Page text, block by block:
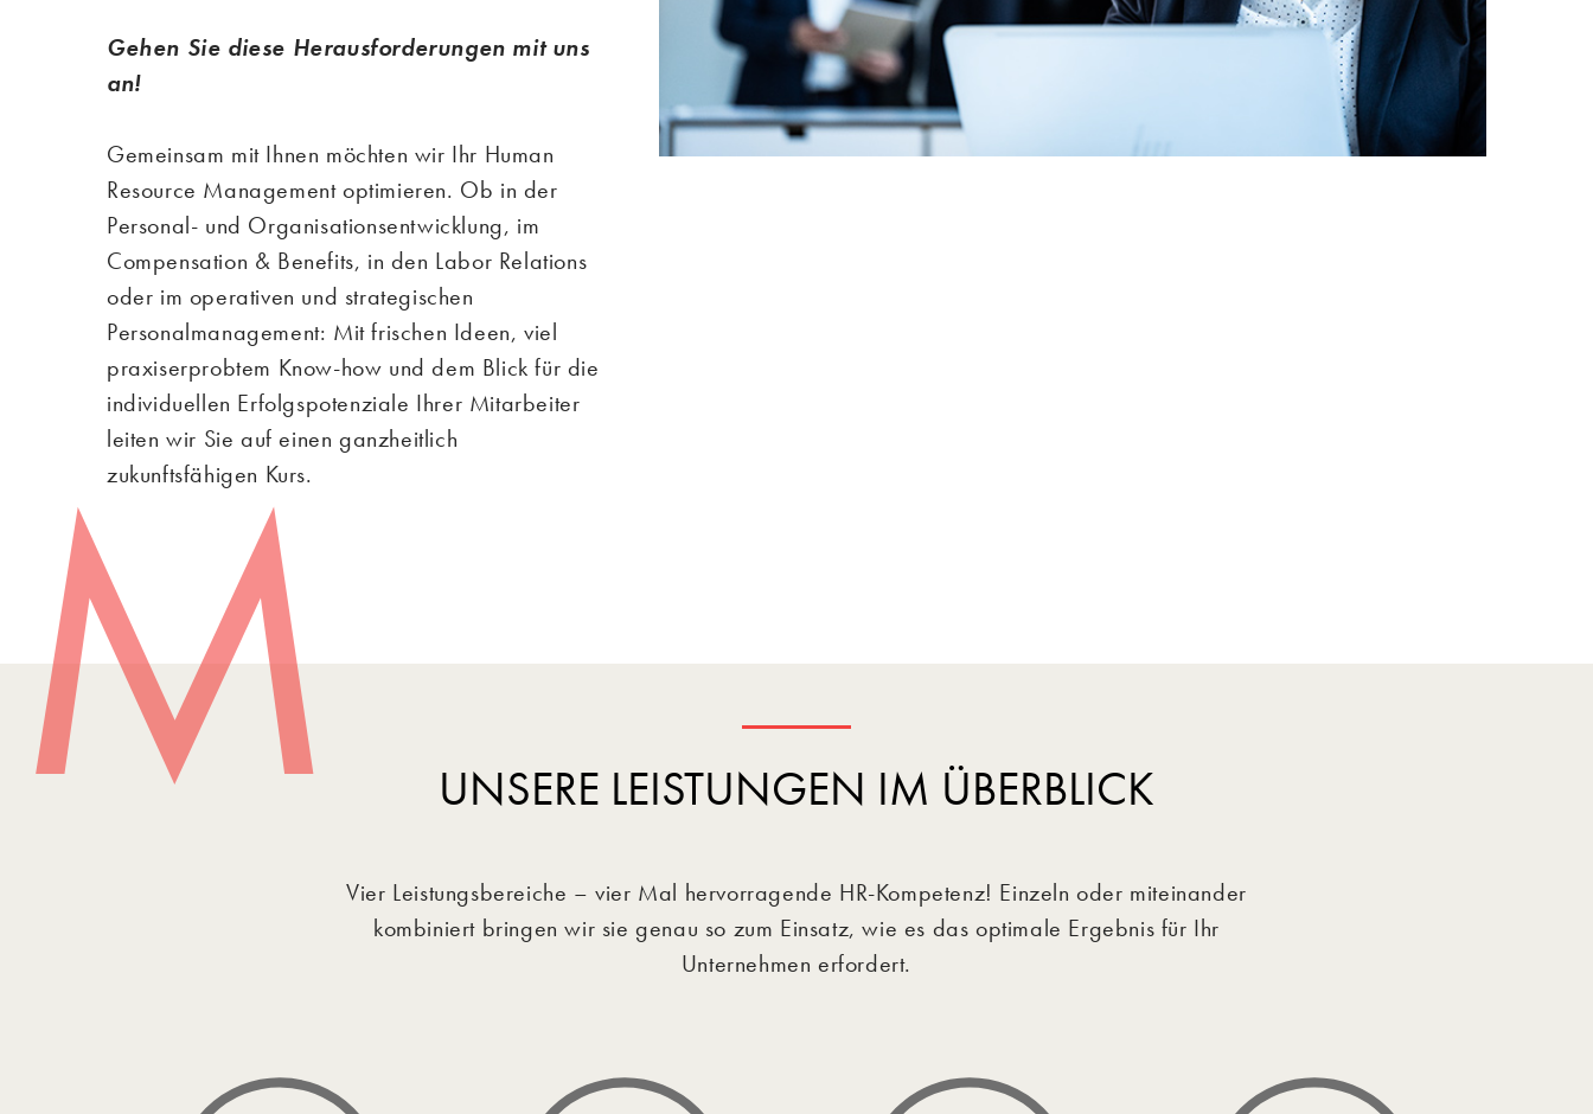
Gehen Sie diese Herausforderungen mit uns
an!
Gemeinsam mit Ihnen möchten wir Ihr Human
Resource Management optimieren. Ob in der
Personal- und Organisationsentwicklung, im
Compensation & Benefits, in den Labor Relations
oder im operativen und strategischen
Personalmanagement: Mit frischen Ideen, viel
praxiserprobtem Know-how und dem Blick für die
individuellen Erfolgspotenziale Ihrer Mitarbeiter
leiten wir Sie auf einen ganzheitlich
zukunftsfähigen Kurs.
M UNSERE LEISTUNGEN IM ÜBERBLICK
Vier Leistungsbereiche – vier Mal hervorragende HR-Kompetenz! Einzeln oder miteinander
kombiniert bringen wir sie genau so zum Einsatz, wie es das optimale Ergebnis für Ihr
Unternehmen erfordert.